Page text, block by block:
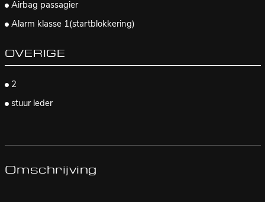
Airbag passagier
Alarm klasse 1(startblokkering)
OVERIGE
2
stuur leder
Omschrijving